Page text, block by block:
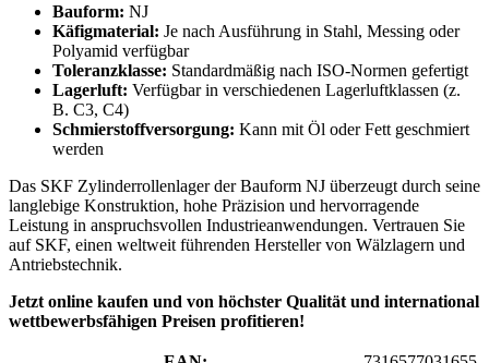
Bauform: NJ
Käfigmaterial: Je nach Ausführung in Stahl, Messing oder
Polyamid verfügbar
Toleranzklasse: Standardmäßig nach ISO-Normen gefertigt
Lagerluft: Verfügbar in verschiedenen Lagerluftklassen (z.
B. C3, C4)
Schmierstoffversorgung: Kann mit Öl oder Fett geschmiert
werden
Das SKF Zylinderrollenlager der Bauform NJ überzeugt durch seine
langlebige Konstruktion, hohe Präzision und hervorragende
Leistung in anspruchsvollen Industrieanwendungen. Vertrauen Sie
auf SKF, einen weltweit führenden Hersteller von Wälzlagern und
Antriebstechnik.
Jetzt online kaufen und von höchster Qualität und international
wettbewerbsfähigen Preisen profitieren!